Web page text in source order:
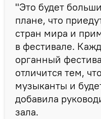
"Это будет
плане, что
стран мира и
в фестивале.
органный
отличится тем,
музыканты и
добавила
зала.